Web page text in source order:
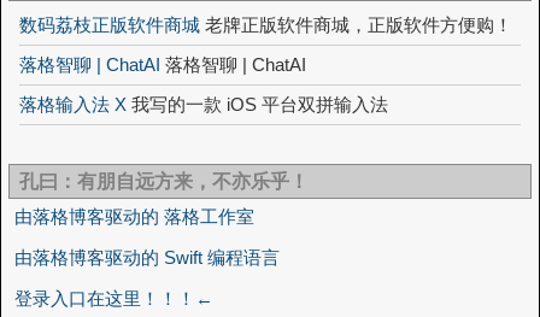
数码荔枝正版软件商城 老牌正版软件商城，正版软件方便购！
落格智聊 | ChatAI 落格智聊 | ChatAI
落格输入法 X 我写的一款 iOS 平台双拼输入法
孔曰：有朋自远方来，不亦乐乎！
由落格博客驱动的 落格工作室
由落格博客驱动的 Swift 编程语言
登录入口在这里！！！←